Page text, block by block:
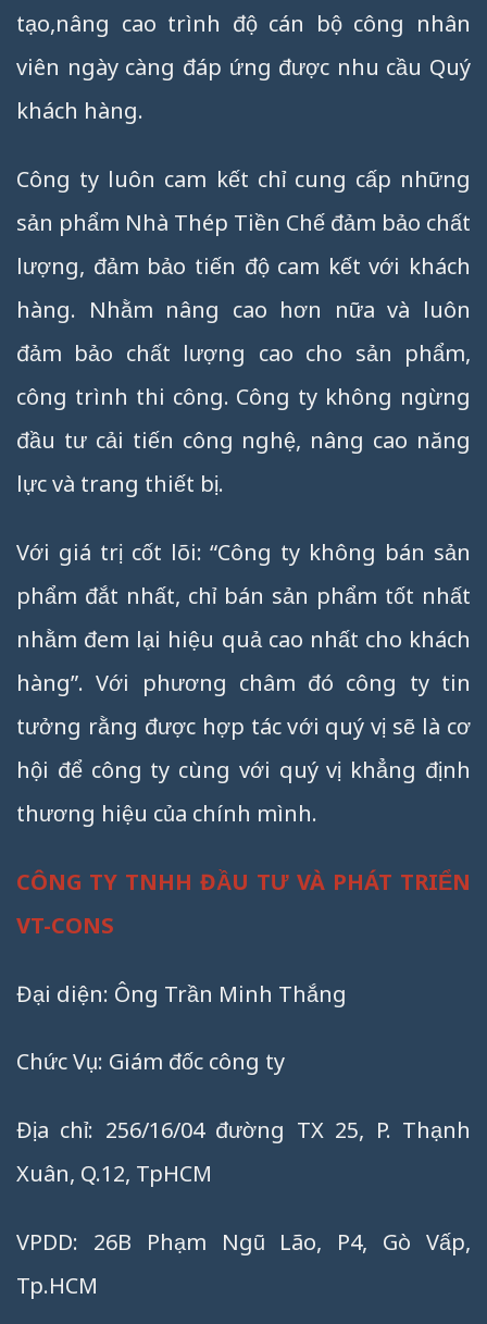
tạo,nâng cao trình độ cán bộ công nhân
viên ngày càng đáp ứng được nhu cầu Quý
khách hàng.
Công ty luôn cam kết chỉ cung cấp những
sản phẩm Nhà Thép Tiền Chế đảm bảo chất
lượng, đảm bảo tiến độ cam kết với khách
hàng. Nhằm nâng cao hơn nữa và luôn
đảm bảo chất lượng cao cho sản phẩm,
công trình thi công. Công ty không ngừng
đầu tư cải tiến công nghệ, nâng cao năng
lực và trang thiết bị.
Với giá trị cốt lõi: “Công ty không bán sản
phẩm đắt nhất, chỉ bán sản phẩm tốt nhất
nhằm đem lại hiệu quả cao nhất cho khách
hàng”. Với phương châm đó công ty tin
tưởng rằng được hợp tác với quý vị sẽ là cơ
hội để công ty cùng với quý vị khẳng định
thương hiệu của chính mình.
CÔNG TY TNHH ĐẦU TƯ VÀ PHÁT TRIỂN
VT-CONS
Đại diện: Ông Trần Minh Thắng
Chức Vụ: Giám đốc công ty
Địa chỉ: 256/16/04 đường TX 25, P. Thạnh
Xuân, Q.12, TpHCM
VPDD: 26B Phạm Ngũ Lão, P4, Gò Vấp,
Tp.HCM